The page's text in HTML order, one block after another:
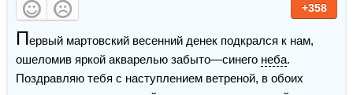
+358
Первый мартовский весенний денек подкрался к нам,
ошеломив яркой акварелью забыто—синего неба.
Поздравляю тебя с наступлением ветреной, в обоих